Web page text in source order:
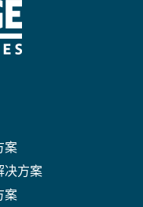
案
决方案
案